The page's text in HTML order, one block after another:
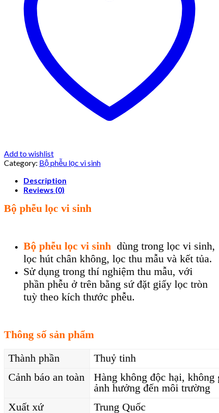
Add to wishlist
Category: Bộ phễu lọc vi sinh
Description
Reviews (0)
Bộ phễu lọc vi sinh
Bộ phễu lọc vi sinh dùng trong lọc vi sinh,
lọc hút chân không, lọc thu mẫu và kết tủa.
Sử dụng trong thí nghiệm thu mẫu, với
phần phễu ở trên bằng sứ đặt giấy lọc tròn
tuỳ theo kích thước phễu.
Thông số sản phẩm
Thành phần
Thuỷ tinh
Cảnh báo an toàn
Hàng không độc hại, không
ảnh hưởng đến môi trường
Xuất xứ
Trung Quốc